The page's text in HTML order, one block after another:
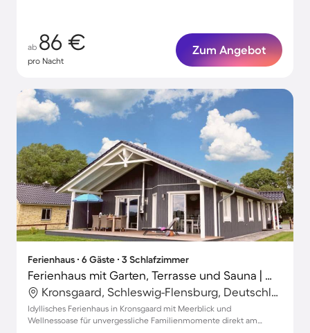
ab 86 €
pro Nacht
Zum Angebot
Ferienhaus ∙ 6 Gäste ∙ 3 Schlafzimmer
Ferienhaus mit Garten, Terrasse und Sauna | Wasserblick | Ideal für Homeoffice
Kronsgaard, Schleswig-Flensburg, Deutschland
Idyllisches Ferienhaus in Kronsgaard mit Meerblick und
Wellnessoase für unvergessliche Familienmomente direkt am